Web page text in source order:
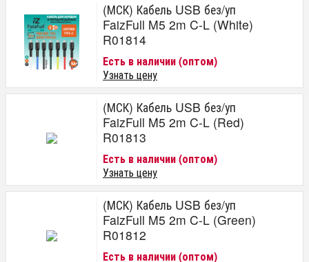
(МСК) Кабель USB без/уп
FaizFull M5 2m C-L (White)
R01814
Есть в наличии (оптом)
Узнать цену
(МСК) Кабель USB без/уп
FaizFull M5 2m C-L (Red)
R01813
Есть в наличии (оптом)
Узнать цену
(МСК) Кабель USB без/уп
FaizFull M5 2m C-L (Green)
R01812
Есть в наличии (оптом)